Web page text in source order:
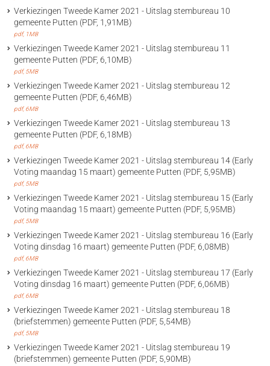
Verkiezingen Tweede Kamer 2021 - Uitslag stembureau 10
gemeente Putten (PDF, 1,91MB)
pdf, 1MB
Verkiezingen Tweede Kamer 2021 - Uitslag stembureau 11
gemeente Putten (PDF, 6,10MB)
pdf, 5MB
Verkiezingen Tweede Kamer 2021 - Uitslag stembureau 12
gemeente Putten (PDF, 6,46MB)
pdf, 6MB
Verkiezingen Tweede Kamer 2021 - Uitslag stembureau 13
gemeente Putten (PDF, 6,18MB)
pdf, 6MB
Verkiezingen Tweede Kamer 2021 - Uitslag stembureau 14 (Early
Voting maandag 15 maart) gemeente Putten (PDF, 5,95MB)
pdf, 5MB
Verkiezingen Tweede Kamer 2021 - Uitslag stembureau 15 (Early
Voting maandag 15 maart) gemeente Putten (PDF, 5,95MB)
pdf, 5MB
Verkiezingen Tweede Kamer 2021 - Uitslag stembureau 16 (Early
Voting dinsdag 16 maart) gemeente Putten (PDF, 6,08MB)
pdf, 6MB
Verkiezingen Tweede Kamer 2021 - Uitslag stembureau 17 (Early
Voting dinsdag 16 maart) gemeente Putten (PDF, 6,06MB)
pdf, 6MB
Verkiezingen Tweede Kamer 2021 - Uitslag stembureau 18
(briefstemmen) gemeente Putten (PDF, 5,54MB)
pdf, 5MB
Verkiezingen Tweede Kamer 2021 - Uitslag stembureau 19
(briefstemmen) gemeente Putten (PDF, 5,90MB)